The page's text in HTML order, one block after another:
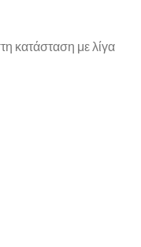
κατάσταση με λίγα